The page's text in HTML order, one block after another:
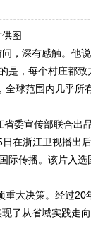
图
深有感触。他
是，每个村庄都
球范围内几乎所
委宣传部联合出
在浙江卫视播出
际传播。该片入
大决策。经过20
了从省域实践走